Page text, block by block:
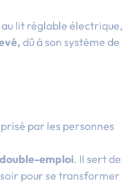
lit réglable électrique,
dû à son système de
par les personnes
double-emploi. Il sert de
pour se transformer